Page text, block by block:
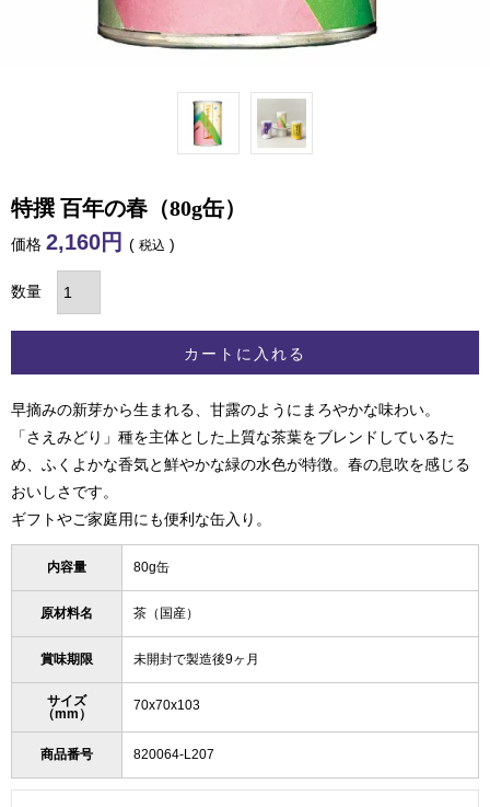
特撰 百年の春（80g缶）
価格 2,160 税込
カートに入れる
早摘みの新芽から生まれる、甘露のようにまろやかな味わい。
「さえみどり」種を主体とした上質な茶葉をブレンドしているた
め、ふくよかな香気と鮮やかな緑の水色が特徴。春の息吹を感じる
おいしさです。
ギフトやご家庭用にも便利な缶入り。
内容量 80g缶
原材料名 茶（国産）
賞味期限 未開封で製造後9ヶ月
サイズ
（mm）
70x70x103
商品番号 820064-L207